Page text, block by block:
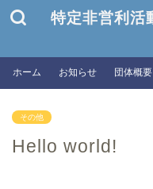
特定非営利活
ホーム お知らせ 団体概要
その他
Hello world!